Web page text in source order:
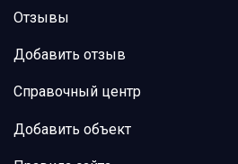
Отзывы
Добавить отзыв
Справочный центр
Добавить объект